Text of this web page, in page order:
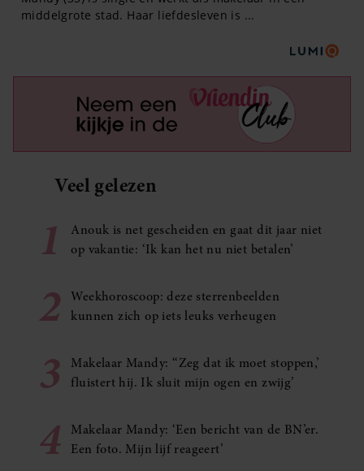
Veel gelezen
1
Anouk is net gescheiden en gaat dit jaar niet
op vakantie: ‘Ik kan het nu niet betalen’
2
Weekhoroscoop: deze sterrenbeelden
kunnen zich op iets leuks verheugen
3
Makelaar Mandy: ‘‘Zeg dat ik moet stoppen,’
fluistert hij. Ik sluit mijn ogen en zwijg’
4
Makelaar Mandy: ‘Een bericht van de BN’er.
Een foto. Mijn lijf reageert’